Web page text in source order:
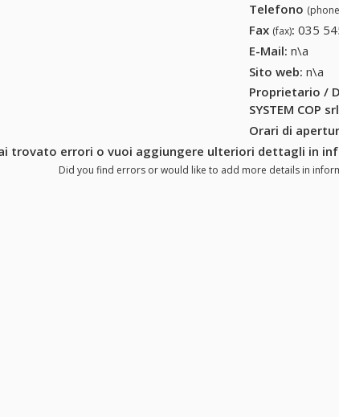
Telefono
Fax (fax): 035
E-Mail: n\a
Sito web: n\a
Proprietario /
SYSTEM COP srl
Orari di
trovato errori o vuoi aggiungere ulteriori dettagli in
Did you find errors or would like to add more details in